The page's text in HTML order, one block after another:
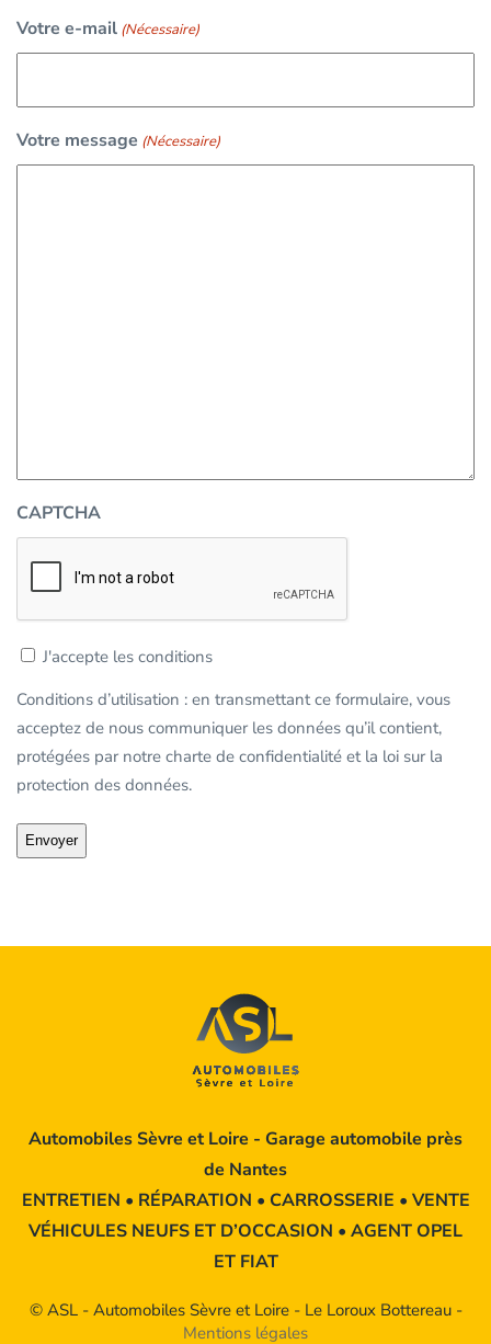
Votre e-mail (Nécessaire)
Votre message (Nécessaire)
CAPTCHA
Conditions
transmettant
formulaire,
protégées
notre
charte
confidentialité
J'accepte les conditions
Conditions d’utilisation : en transmettant ce formulaire, vous
acceptez de nous communiquer les données qu’il contient,
protégées par notre charte de confidentialité et la loi sur la
protection des données.
Automobiles Sèvre et Loire - Garage automobile près
de Nantes
ENTRETIEN • RÉPARATION • CARROSSERIE • VENTE
VÉHICULES NEUFS ET D’OCCASION • AGENT OPEL
ET FIAT
© ASL - Automobiles Sèvre et Loire - Le Loroux Bottereau -
Mentions légales